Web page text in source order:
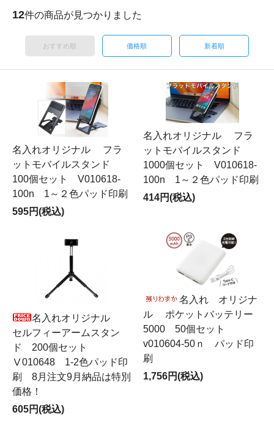
12件の商品が見つかりました
おすすめ順 価格順 新着順
名入れオリジナル フラ
ットモバイルスタンド
100個セット V010618-
100n 1～２色パッド印刷
595円(税込)
名入れオリジナル フラ
ットモバイルスタンド
1000個セット V010618-
100n 1～２色パッド印刷
414円(税込)
名入れオリジナル
セルフィーアームスタン
ド 200個セット
Ⅴ010648 1-2色パッド印
刷 8月注文9月納品は特別
価格！
605円(税込)
名入れ オリジナ
ル ポケットバッテリー
5000 50個セット
v010604-50ｎ パッド印
刷
1,756円(税込)